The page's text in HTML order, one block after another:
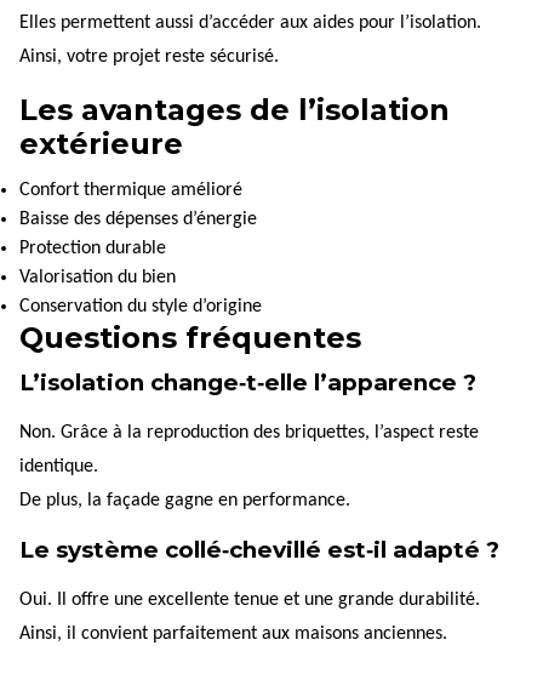
Elles permettent aussi d’accéder aux aides pour l’isolation.
Ainsi, votre projet reste sécurisé.
Les avantages de l’isolation
extérieure
Confort thermique amélioré
Baisse des dépenses d’énergie
Protection durable
Valorisation du bien
Conservation du style d’origine
Questions fréquentes
L’isolation change‑t‑elle l’apparence ?
Non. Grâce à la reproduction des briquettes, l’aspect reste
identique.
De plus, la façade gagne en performance.
Le système collé‑chevillé est‑il adapté ?
Oui. Il offre une excellente tenue et une grande durabilité.
Ainsi, il convient parfaitement aux maisons anciennes.